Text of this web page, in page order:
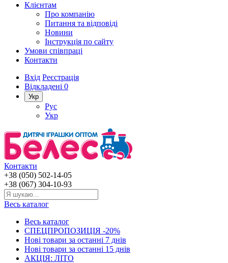
Клієнтам
Про компанію
Питання та відповіді
Новини
Інструкція по сайту
Умови співпраці
Контакти
Вхід Реєстрація
Відкладені 0
Укр
Рус
Укр
Контакти
+38 (050) 502-14-05
+38 (067) 304-10-93
Весь каталог
Весь каталог
СПЕЦПРОПОЗИЦІЯ -20%
Нові товари за останнi 7 днiв
Нові товари за останнi 15 днiв
АКЦІЯ: ЛІТО